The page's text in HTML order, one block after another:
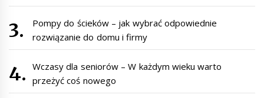
Pompy do ścieków – jak wybrać odpowiednie
rozwiązanie do domu i firmy
Wczasy dla seniorów – W każdym wieku warto
przeżyć coś nowego